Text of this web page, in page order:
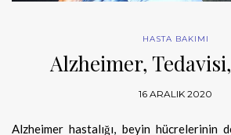
HASTA BAKIMI
Alzheimer, Tedavisi,
16 ARALIK 2020
Alzheimer hastalığı, beyin hücrelerinin